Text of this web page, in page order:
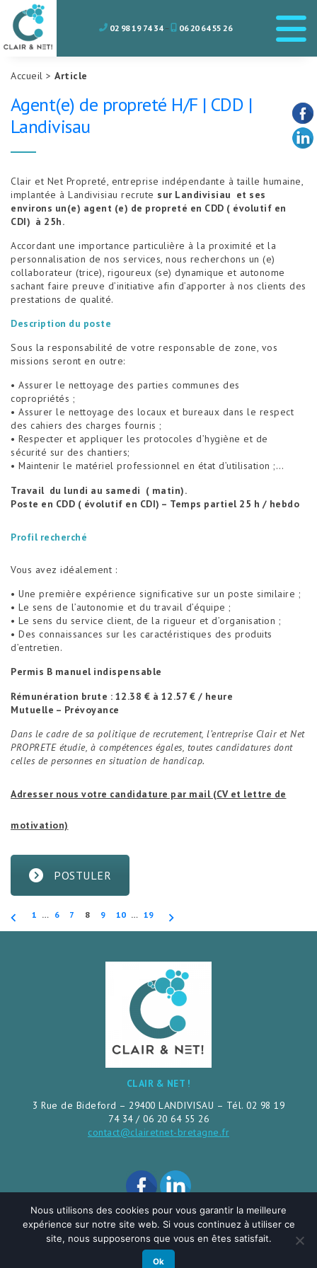
Aller
au
contenu
02 98 19 74 34– 06 20 64 55 26
Accueil > Article
Agent(e) de propreté H/F | CDD |
Landivisau
Clair et Net Propreté, entreprise indépendante à taille humaine,
implantée à Landivisiau recrute sur Landivisiau et ses
environs un(e) agent (e) de propreté en CDD ( évolutif en
CDI) à 25h.
Accordant une importance particulière à la proximité et la
personnalisation de nos services, nous recherchons un (e)
collaborateur (trice), rigoureux (se) dynamique et autonome
sachant faire preuve d’initiative afin d’apporter à nos clients des
prestations de qualité.
Description du poste
Sous la responsabilité de votre responsable de zone, vos
missions seront en outre:
• Assurer le nettoyage des parties communes des
copropriétés ;
• Assurer le nettoyage des locaux et bureaux dans le respect
des cahiers des charges fournis ;
• Respecter et appliquer les protocoles d’hygiène et de
sécurité sur des chantiers;
• Maintenir le matériel professionnel en état d’utilisation ;…
Travail du lundi au samedi ( matin).
Poste en CDD ( évolutif en CDI) – Temps partiel 25 h / hebdo
Profil recherché
Vous avez idéalement :
• Une première expérience significative sur un poste similaire ;
• Le sens de l’autonomie et du travail d’équipe ;
• Le sens du service client, de la rigueur et d’organisation ;
• Des connaissances sur les caractéristiques des produits
d’entretien.
Permis B manuel indispensable
Rémunération brute : 12.38 € à 12.57 € / heure
Mutuelle – Prévoyance
Dans le cadre de sa politique de recrutement, l’entreprise Clair et Net
PROPRETE étudie, à compétences égales, toutes candidatures dont
celles de personnes en situation de handicap.
Adresser nous votre candidature par mail (CV et lettre de
motivation)
POSTULER
Pagination
1 … 6 7 8 9 10 … 19
CLAIR & NET !
3 Rue de Bideford – 29400 LANDIVISAU – Tél. 02 98 19
74 34 / 06 20 64 55 26
contact@clairetnet-bretagne.fr
Mentions légales
Nous utilisons des cookies pour vous garantir la meilleure
expérience sur notre site web. Si vous continuez à utiliser ce
site, nous supposerons que vous en êtes satisfait.
Ok